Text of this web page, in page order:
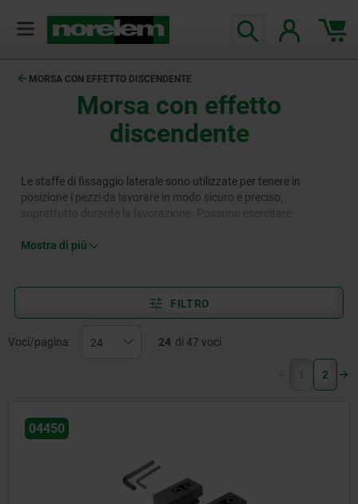
MORSA CON EFFETTO DISCENDENTE
Morsa con effetto
discendente
Le staffe di fissaggio laterale sono utilizzate per tenere in
posizione i pezzi da lavorare in modo sicuro e preciso,
verticale. Da un lato, la staffa di fissaggio laterale preme il pezzo
nella produzione e nella fabbricazione.
Mostra di più
FILTRO
Voci/pagina 24 di 47 voci
1 (current)
2
04450